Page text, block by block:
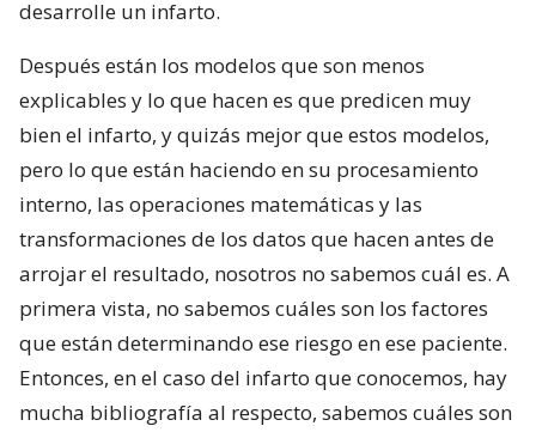
desarrolle un infarto.
Después están los modelos que son menos
explicables y lo que hacen es que predicen muy
bien el infarto, y quizás mejor que estos modelos,
pero lo que están haciendo en su procesamiento
interno, las operaciones matemáticas y las
transformaciones de los datos que hacen antes de
arrojar el resultado, nosotros no sabemos cuál es. A
primera vista, no sabemos cuáles son los factores
que están determinando ese riesgo en ese paciente.
Entonces, en el caso del infarto que conocemos, hay
mucha bibliografía al respecto, sabemos cuáles son